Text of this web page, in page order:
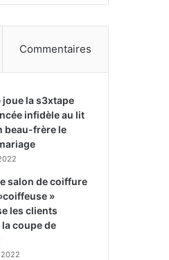
Commentaires
joue la s3xtape
infidèle au lit
beau-frère le
salon de coiffure
»
les clients
coupe de